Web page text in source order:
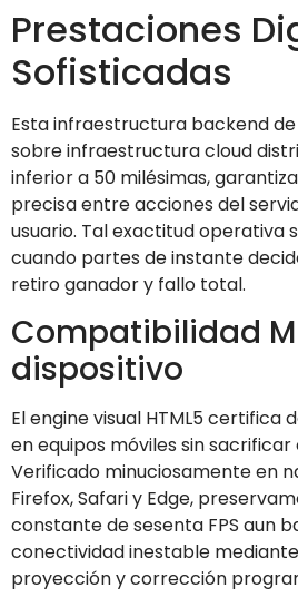
Prestaciones
Sofisticadas
Esta infraestructura backend
sobre infraestructura cloud
inferior a 50 milésimas,
precisa entre acciones del
usuario. Tal exactitud operativa
cuando partes de instante
retiro ganador y fallo total.
Compatibilidad
dispositivo
El engine visual HTML5 certifica
en equipos móviles sin
Verificado minuciosamente en
Firefox, Safari y Edge,
constante de sesenta FPS aun
conectividad inestable
proyección y corrección